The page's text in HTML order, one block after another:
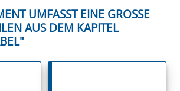
UMFASST EINE GROSSE M
AUS DEM KAPITEL "